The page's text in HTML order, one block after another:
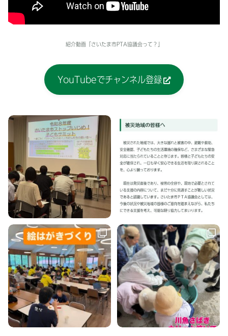
紹介動画「さいたま市PTA協議会って？」
YouTubeでチャンネル登録
city.saitama-
pta.jp